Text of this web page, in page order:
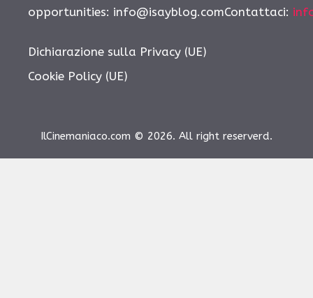
opportunities: info@isayblog.comContattaci:
Dichiarazione sulla Privacy (UE)
Cookie Policy (UE)
IlCinemaniaco.com © 2026. All right reserverd.